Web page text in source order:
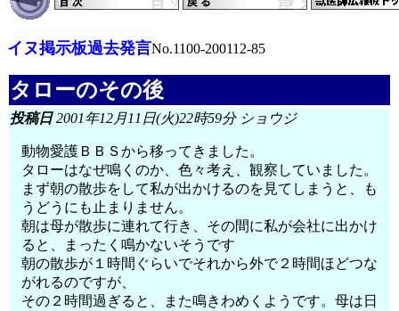
イヌ掲示板過去発言No.1100-200112-85
タローのその後
投稿日2001年12月11日(火)22時59分 ショウジ
動物愛護ＢＢＳから移ってきました。
タローはなぜ鳴くのか、色々考え、観察していました。
まず朝の散歩をして私が出かけるのを見てしまうと、も
うどうにも止まりません。
朝は母が散歩に連れて行き、その間に私が会社に出かけ
ると、まったく鳴かないそうです
朝の散歩が１時間ぐらいでそれから外で２時間ほどつな
がれるのですが、
その２時間過ぎると、また鳴きわめくようです。母は日